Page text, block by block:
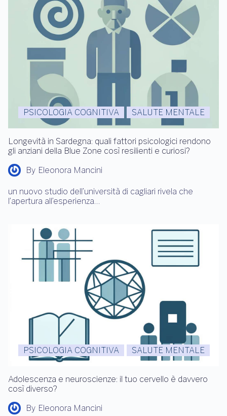
PSICOLOGIA COGNITIVA SALUTE MENTALE
Longevità in Sardegna: quali fattori psicologici rendono
gli anziani della Blue Zone così resilienti e curiosi?
By Eleonora Mancini
un nuovo studio dell’università di cagliari rivela che
l’apertura all’esperienza…
PSICOLOGIA COGNITIVA SALUTE MENTALE
Adolescenza e neuroscienze: il tuo cervello è davvero
così diverso?
By Eleonora Mancini